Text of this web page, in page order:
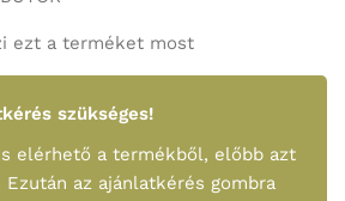
ezt a terméket most
szükséges!
elérhető a termékből, előbb azt
az ajánlatkérés gombra